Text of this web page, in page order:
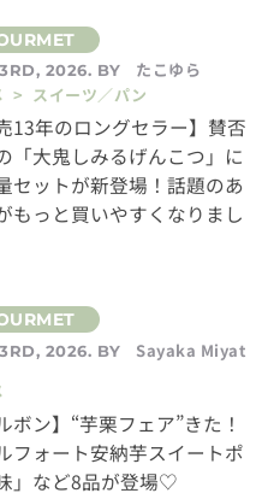
2026. BY
たこゆら
> スイーツ／パン
13年のロングセラー】賛否
「大鬼しみるげんこつ」に
セットが新登場！話題のあ
もっと買いやすくなりまし
2026. BY Sayaka Miyat
ボン】“芋栗フェア”きた！
フォート安納芋スイートポ
」など8品が登場♡